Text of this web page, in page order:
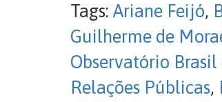
Tags: Ariane Feijó,
Guilherme de
Observatório
Relações Públicas,